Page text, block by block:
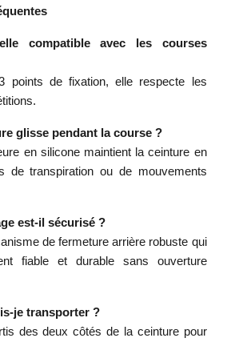
compatible avec les courses
points de fixation, elle respecte les
glisse pendant la course ?
en silicone maintient la ceinture en
de transpiration ou de mouvements
est-il sécurisé ?
de fermeture arrière robuste qui
fiable et durable sans ouverture
je transporter ?
des deux côtés de la ceinture pour